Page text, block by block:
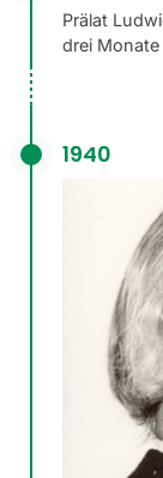
Prälat
drei
1940